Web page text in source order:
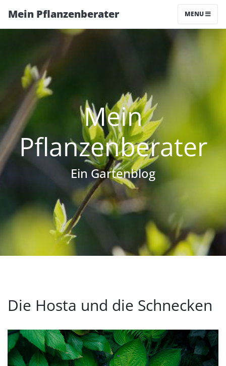
Mein Pflanzenberater MENU
Mein
Pflanzenberater
Ein Gartenblog
Die Hosta und die Schnecken